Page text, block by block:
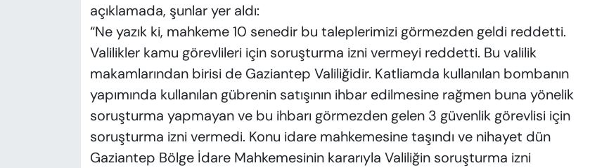
açıklamada, şunlar yer aldı:
“Ne yazık ki, mahkeme 10 senedir bu taleplerimizi görmezden geldi reddetti.
Valilikler kamu görevlileri için soruşturma izni vermeyi reddetti. Bu valilik
makamlarından birisi de Gaziantep Valiliğidir. Katliamda kullanılan bombanın
yapımında kullanılan gübrenin satışının ihbar edilmesine rağmen buna yönelik
soruşturma yapmayan ve bu ihbarı görmezden gelen 3 güvenlik görevlisi için
soruşturma izni vermedi. Konu idare mahkemesine taşındı ve nihayet dün
Gaziantep Bölge İdare Mahkemesinin kararıyla Valiliğin soruşturma izni